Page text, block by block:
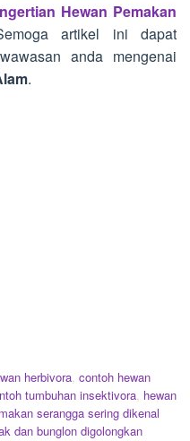
Hewan Pemakan
artikel ini dapat
anda mengenai
.
herbivora, contoh hewan
tumbuhan insektivora, hewan
serangga sering dikenal
dan bunglon digolongkan